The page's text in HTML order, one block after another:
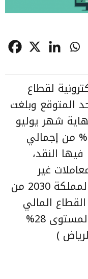
لقطاع
المتوقع وبلغت
شهر يوليو
2019م، حيث سجلت أكثر من 36% من إجمالي
النقد،
غير
النقدية المستهدفة من رؤية المملكة 2030 من
المالي
والتي كانت تستهدف الوصول لمستوى 28%